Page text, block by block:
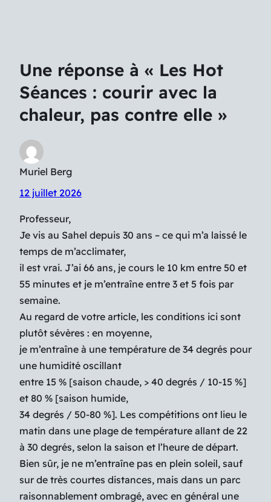
Une réponse à « Les Hot
Séances : courir avec la
chaleur, pas contre elle »
Muriel Berg
12 juillet 2026
Professeur,
Je vis au Sahel depuis 30 ans – ce qui m’a laissé le
temps de m’acclimater,
il est vrai. J’ai 66 ans, je cours le 10 km entre 50 et
55 minutes et je m’entraîne entre 3 et 5 fois par
semaine.
Au regard de votre article, les conditions ici sont
plutôt sévères : en moyenne,
je m’entraîne à une température de 34 degrés pour
une humidité oscillant
entre 15 % [saison chaude, > 40 degrés / 10-15 %]
et 80 % [saison humide,
34 degrés / 50-80 %]. Les compétitions ont lieu le
matin dans une plage de température allant de 22
à 30 degrés, selon la saison et l’heure de départ.
Bien sûr, je ne m’entraîne pas en plein soleil, sauf
sur de très courtes distances, mais dans un parc
raisonnablement ombragé, avec en général une